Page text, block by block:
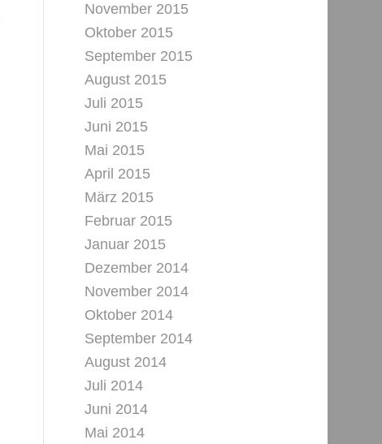
November 2015
Oktober 2015
September 2015
August 2015
Juli 2015
Juni 2015
Mai 2015
April 2015
März 2015
Februar 2015
Januar 2015
Dezember 2014
November 2014
Oktober 2014
September 2014
August 2014
Juli 2014
Juni 2014
Mai 2014